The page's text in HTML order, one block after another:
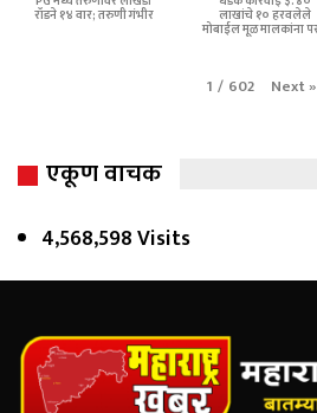
रॉडने १४ वार; तरुणी गंभीर लाखांचे १० हरवलेले
मोबाईल मूळ मालकांना
1 / 602 Next»
एकूण वाचक
4,568,598 Visits